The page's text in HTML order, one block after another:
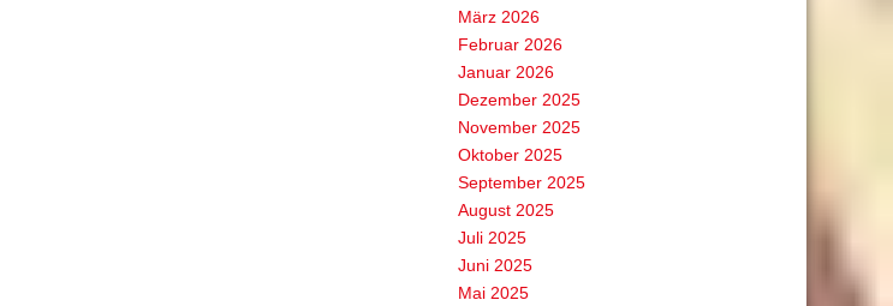
März 2026
Februar 2026
Januar 2026
Dezember 2025
November 2025
Oktober 2025
September 2025
August 2025
Juli 2025
Juni 2025
Mai 2025